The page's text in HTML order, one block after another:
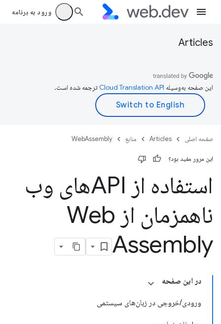
ورود به برنامه
Articles
این صفحه به‌وسیله ترجمه شده است.
صفحه اصلی Articles منابع WebAssembly
این مرور مفید بود؟
استفاده از APIهای وب
ناهمزمان از Web
Assembly
در این صفحه
ورودی/خروجی در زبان‌های سیستمی